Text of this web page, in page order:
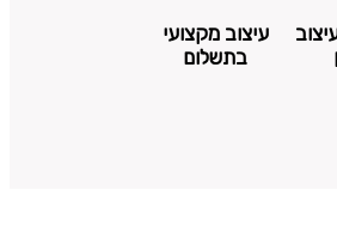
עיצוב מקצועי
בתשלום